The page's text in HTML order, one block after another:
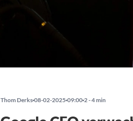
Thom Derks 08-02-2025 09:00 2 - 4 min